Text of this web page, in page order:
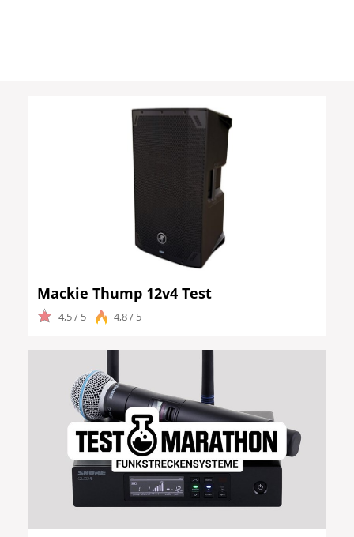
Mackie Thump 12v4 Test
4,5 / 5 4,8 / 5